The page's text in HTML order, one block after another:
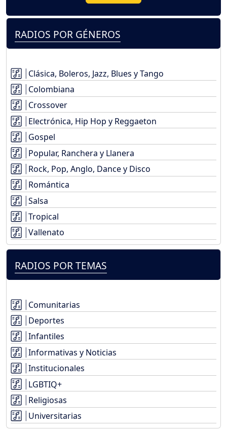
RADIOS POR GÉNEROS
Clásica, Boleros, Jazz, Blues y Tango
Colombiana
Crossover
Electrónica, Hip Hop y Reggaeton
Gospel
Popular, Ranchera y Llanera
Rock, Pop, Anglo, Dance y Disco
Romántica
Salsa
Tropical
Vallenato
RADIOS POR TEMAS
Comunitarias
Deportes
Infantiles
Informativas y Noticias
Institucionales
LGBTIQ+
Religiosas
Universitarias